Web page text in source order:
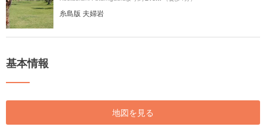
糸島版 夫婦岩
基本情報
地図を見る